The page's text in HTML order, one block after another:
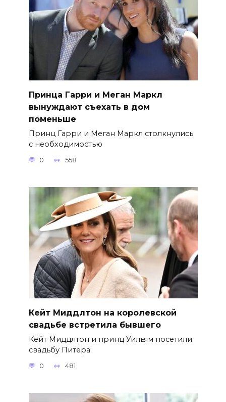
Принца Гарри и Меган Маркл
вынуждают съехать в дом
поменьше
Принц Гарри и Меган Маркл столкнулись
с необходимостью
0 558
Кейт Миддлтон на королевской
свадьбе встретила бывшего
Кейт Миддлтон и принц Уильям посетили
свадьбу Питера
0 481